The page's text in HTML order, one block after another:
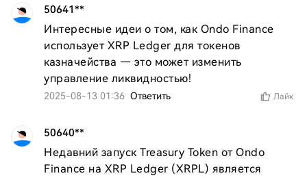
50641**
Интересные идеи о том, как Ondo Finance
использует XRP Ledger для токенов
казначейства — это может изменить
управление ликвидностью!
2025-08-13 01:36 Ответить Лайк
50640**
Недавний запуск Treasury Token от Ondo
Finance на XRP Ledger (XRPL) является